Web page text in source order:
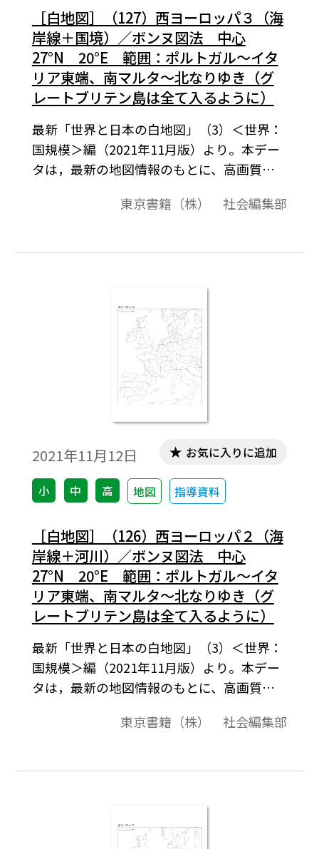
［白地図］（127）西ヨーロッパ３（海
岸線＋国境）／ボンヌ図法 中心
27°N 20°E 範囲：ポルトガル～イタ
リア東端、南マルタ～北なりゆき（グ
レートブリテン島は全て入るように）
最新「世界と日本の白地図」（3）＜世界：
国規模＞編（2021年11月版）より。本デー
タは，最新の地図情報のもとに、高画質・
やワークシート作成などで，自由に加工・
東京書籍（株） 社会編集部
2021年11月12日
小 中 高 地図 指導資料
お気に入りに追加
［白地図］（126）西ヨーロッパ２（海
岸線＋河川）／ボンヌ図法 中心
27°N 20°E 範囲：ポルトガル～イタ
リア東端、南マルタ～北なりゆき（グ
レートブリテン島は全て入るように）
最新「世界と日本の白地図」（3）＜世界：
国規模＞編（2021年11月版）より。本デー
タは，最新の地図情報のもとに、高画質・
やワークシート作成などで，自由に加工・
東京書籍（株） 社会編集部